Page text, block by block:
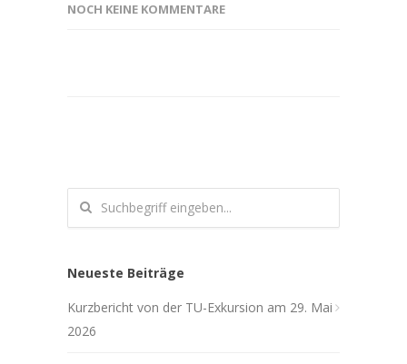
NOCH KEINE KOMMENTARE
Neueste Beiträge
Kurzbericht von der TU-Exkursion am 29. Mai
2026